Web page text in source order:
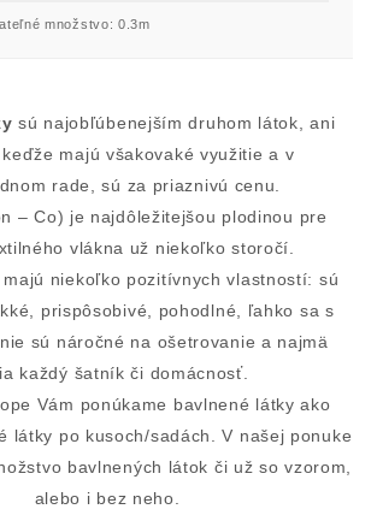
množstvo: 0.3m
sú najobľúbenejším druhom látok, ani
majú všakovaké využitie a v
rade, sú za priaznivú cenu.
– Co) je najdôležitejšou plodinou pre
vlákna už niekoľko storočí.
majú niekoľko pozitívnych vlastností: sú
prispôsobivé, pohodlné, ľahko sa s
sú náročné na ošetrovanie a najmä
každý šatník či domácnosť.
Vám ponúkame bavlnené látky ako
látky po kusoch/sadách. V našej ponuke
bavlnených látok či už so vzorom,
alebo i bez neho.